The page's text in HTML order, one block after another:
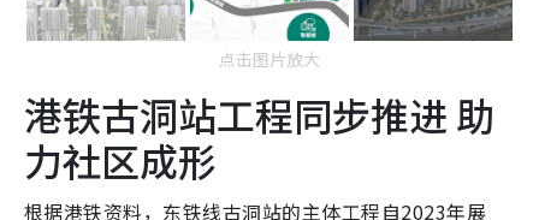
点击图片放大
港铁古洞站工程同步推进 助
力社区成形
根据港铁资料，东铁线古洞站的主体工程自2023年展